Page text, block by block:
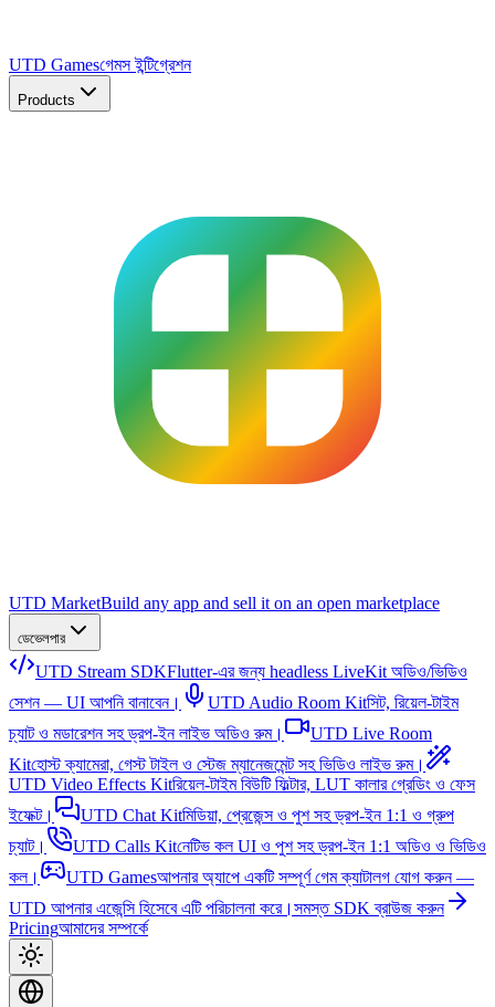
UTD Gamesগেমস ইন্টিগ্রেশন
Products
UTD MarketBuild any app and sell it on an open marketplace
ডেভেলপার
UTD Stream SDKFlutter-এর জন্য headless LiveKit অডিও/ভিডিও
সেশন — UI আপনি বানাবেন।
UTD Audio Room Kitসিট, রিয়েল-টাইম
চ্যাট ও মডারেশন সহ ড্রপ-ইন লাইভ অডিও রুম।
UTD Live Room
Kitহোস্ট ক্যামেরা, গেস্ট টাইল ও স্টেজ ম্যানেজমেন্ট সহ ভিডিও লাইভ রুম।
UTD Video Effects Kitরিয়েল-টাইম বিউটি ফিল্টার, LUT কালার গ্রেডিং ও ফেস
ইফেক্ট।
UTD Chat Kitমিডিয়া, প্রেজেন্স ও পুশ সহ ড্রপ-ইন 1:1 ও গ্রুপ
চ্যাট।
UTD Calls Kitনেটিভ কল UI ও পুশ সহ ড্রপ-ইন 1:1 অডিও ও ভিডিও
কল।
UTD Gamesআপনার অ্যাপে একটি সম্পূর্ণ গেম ক্যাটালগ যোগ করুন —
UTD আপনার এজেন্সি হিসেবে এটি পরিচালনা করে। সমস্ত SDK ব্রাউজ করুন
Pricingআমাদের সম্পর্কে